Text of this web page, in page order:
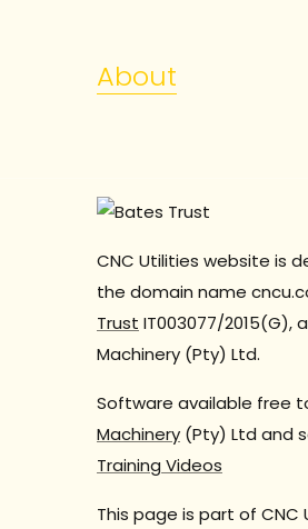
About
CNC Utilities website is
the domain name
Trust IT003077/2015(G),
Machinery (Pty) Ltd.
Software available free
Machinery (Pty) Ltd and
Training Videos
This page is part of CNC